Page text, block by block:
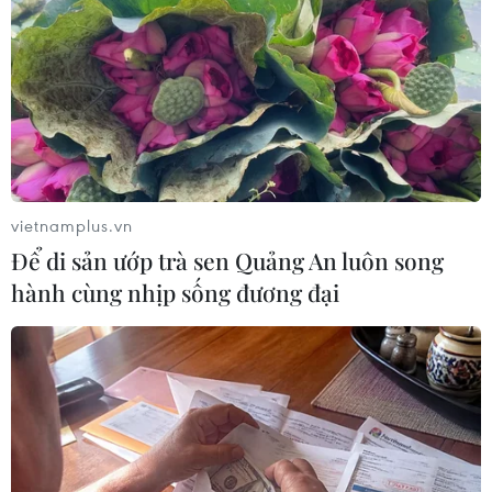
22/05/2019 05:39
Đại diện thường trực của Triều Tiên tại Liên hợp quốc
cảnh báo Mỹ về những hậu quả đối với tương lai quan
hệ song phương sau khi Mỹ bắt giữ một tàu hàng của
quốc gia Đông Bắc Á.
vietnamplus.vn
Để di sản ướp trà sen Quảng An luôn song
hành cùng nhịp sống đương đại